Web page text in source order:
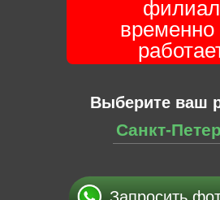
филиал
временно
Выберите ваш